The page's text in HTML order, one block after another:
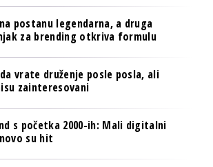
postanu legendarna, a druga
za brending otkriva formulu
vrate druženje posle posla, ali
zainteresovani
s početka 2000-ih: Mali digitalni
su hit